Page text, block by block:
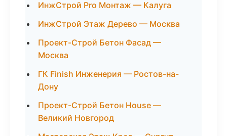
ИнжСтрой Pro Монтаж — Калуга
ИнжСтрой Этаж Дерево — Москва
Проект-Строй Бетон Фасад —
Москва
ГК Finish Инженерия — Ростов-на-
Дону
Проект-Строй Бетон House —
Великий Новгород